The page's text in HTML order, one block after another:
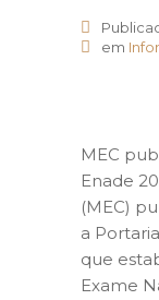
em
MEC
Enade
(MEC)
a
que
Exame